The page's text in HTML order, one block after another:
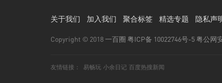
关于我们 加入我们 聚合标签 精选专题 隐私声
Copyright © 2018一百圈 粤ICP备 10022746号-5粤公网
友情链接： 易畅玩 小余日记 百度热搜新闻